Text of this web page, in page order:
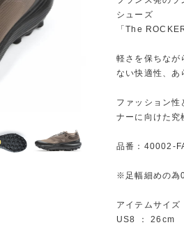
シューズ
「The
軽さを保ちなが
ない快適性、あ
ファッション性
ナーに向けた究
品番：40002-
※足幅細めの為
アイテムサイズ
US8 ： 26cm